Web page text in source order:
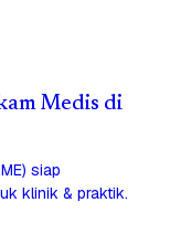
Medis di
siap
klinik & praktik.